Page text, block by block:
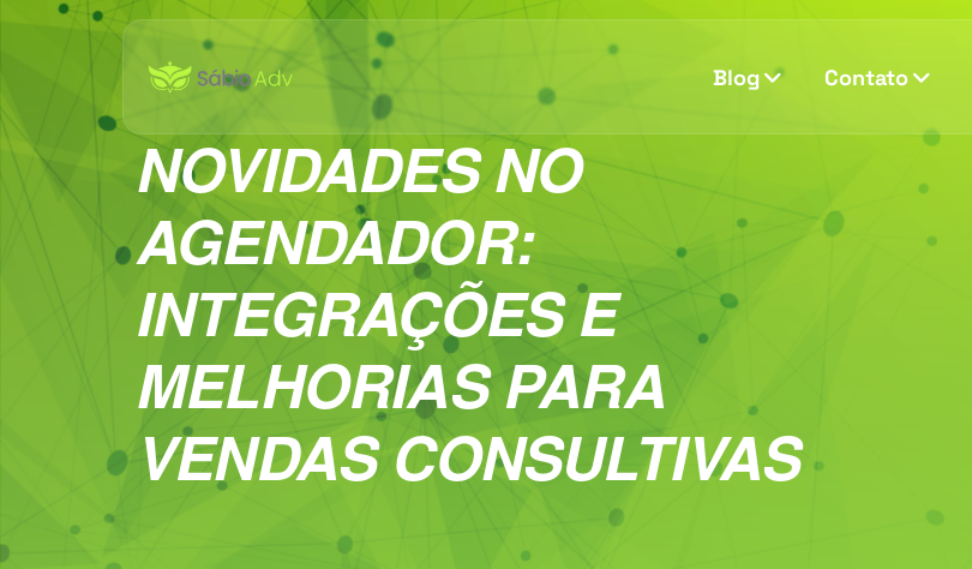
Blog Contato
NOVIDADES NO
AGENDADOR:
INTEGRAÇÕES E
MELHORIAS PARA
VENDAS CONSULTIVAS